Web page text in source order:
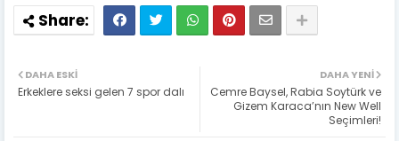
DAHA YENI
Cemre Baysel, Rabia Soytürk ve
Gizem Karaca’nın New Well
Seçimleri!
DAHA ESKI
Erkeklere seksi gelen 7 spor dalı